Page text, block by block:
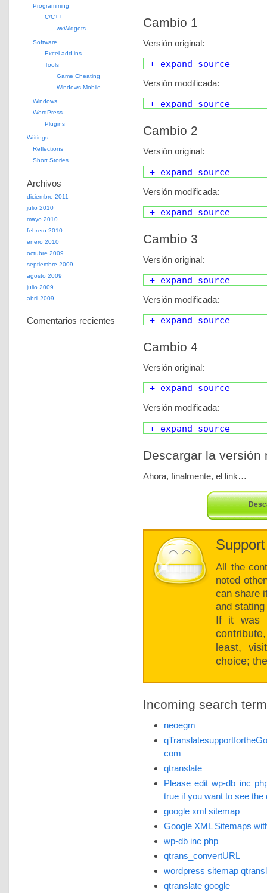
Cambio 1
Versión original:
+ expand source
Versión modificada:
+ expand source
Cambio 2
Versión original:
+ expand source
Versión modificada:
+ expand source
Cambio 3
Versión original:
+ expand source
Versión modificada:
+ expand source
Cambio 4
Versión original:
+ expand source
Versión modificada:
+ expand source
Descargar la versión
Ahora, finalmente, el link…
All the
noted
can share
and
If it was
least,
choice;
Incoming search
neoegm
com
qtranslate
Please edit wp-db inc
true if you want to see the
google xml sitemap
Google XML Sitemaps
wp-db inc php
qtrans_convertURL
wordpress sitemap
qtranslate google
Programming
C/C++
wxWidgets
Software
Excel add-ins
Tools
Game Cheating
Windows Mobile
Windows
WordPress
Plugins
Writings
Reflections
Short Stories
Archivos
diciembre 2011
julio 2010
mayo 2010
febrero 2010
enero 2010
octubre 2009
septiembre 2009
agosto 2009
julio 2009
abril 2009
Comentarios recientes